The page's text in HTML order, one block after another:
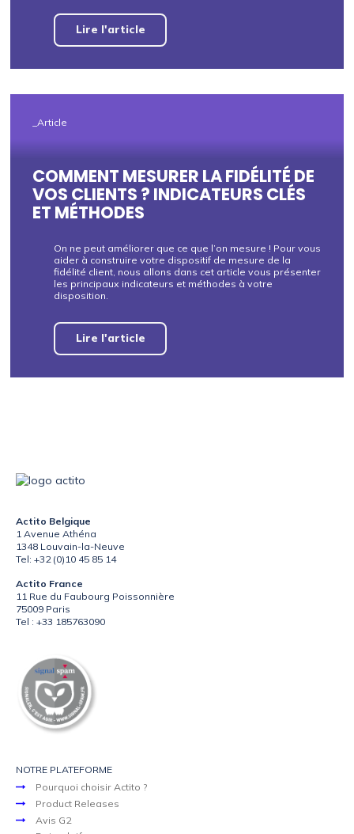
Lire l'article
_Article
COMMENT MESURER LA FIDÉLITÉ DE
VOS CLIENTS ? INDICATEURS CLÉS
ET MÉTHODES
On ne peut améliorer que ce que l’on mesure ! Pour vous
aider à construire votre dispositif de mesure de la
fidélité client, nous allons dans cet article vous présenter
les principaux indicateurs et méthodes à votre
disposition.
Lire l'article
Actito Belgique
1 Avenue Athéna
1348 Louvain-la-Neuve
Tel: +32 (0)10 45 85 14
Actito France
11 Rue du Faubourg Poissonnière
75009 Paris
Tel : +33 185763090
NOTRE PLATEFORME
Pourquoi choisir Actito ?
Product Releases
Avis G2